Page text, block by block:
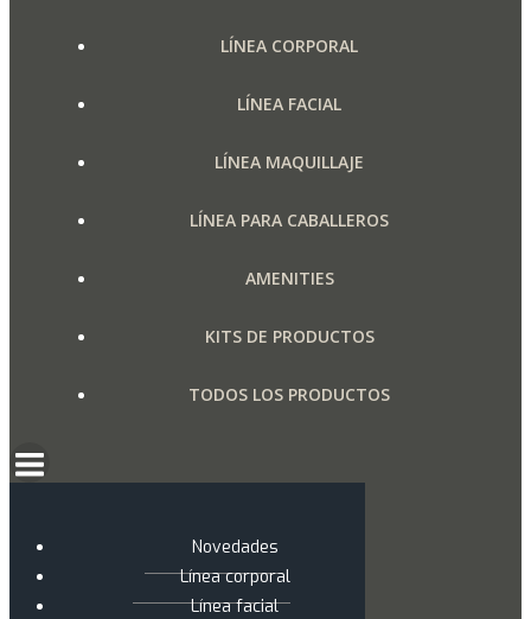
LÍNEA CORPORAL
LÍNEA FACIAL
LÍNEA MAQUILLAJE
LÍNEA PARA CABALLEROS
AMENITIES
KITS DE PRODUCTOS
TODOS LOS PRODUCTOS
Novedades
Línea corporal
Línea facial